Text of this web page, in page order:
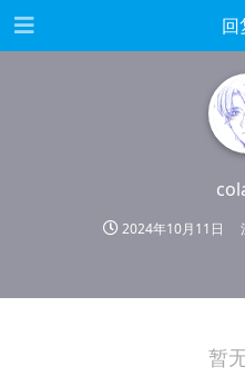
2024年10月11日
回
暂